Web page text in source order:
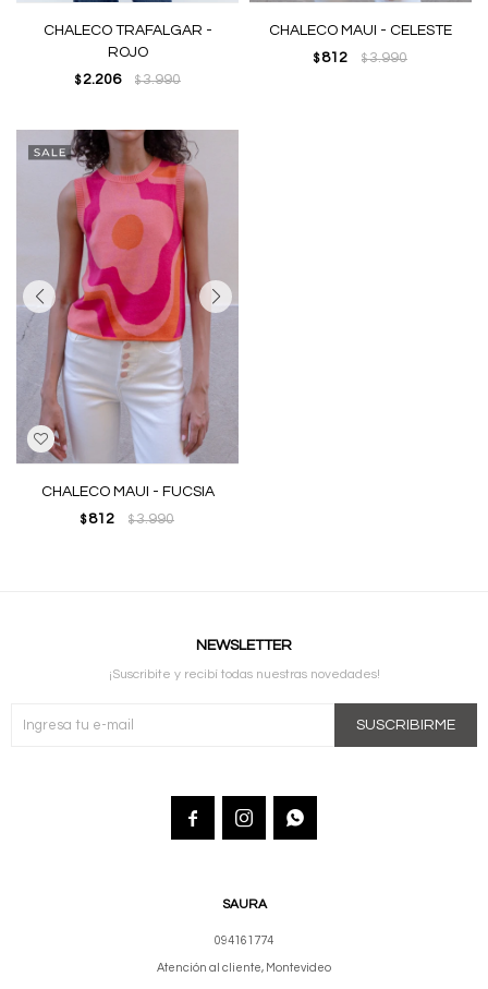
CHALECO TRAFALGAR -
ROJO
$ 2.206 $3.990
CHALECO MAUI - CELESTE
$ 812 $3.990
CHALECO MAUI - FUCSIA
$ 812 $3.990
SAURA
094161774
Atención al cliente, Montevideo
NEWSLETTER
¡Suscribite y recibí todas nuestras novedades!
SUSCRIBIRME
  